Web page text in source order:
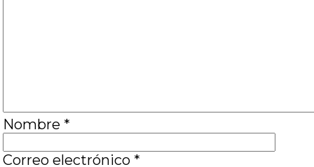
Nombre *
Correo electrónico *